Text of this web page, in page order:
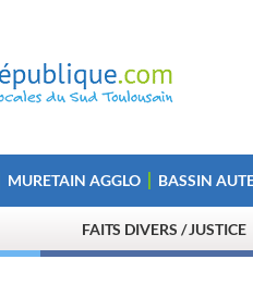
MURETAIN AGGLO BASSIN
FAITS DIVERS / JUSTICE